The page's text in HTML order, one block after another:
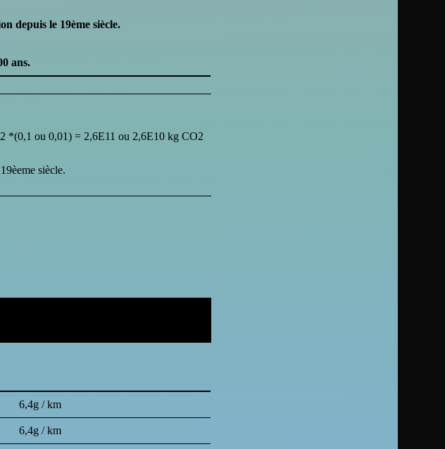
depuis le 19ème siècle.
ans.
*(0,1 ou 0,01) = 2,6E11 ou 2,6E10 kg CO2
siècle.
6,4g / km
6,4g / km